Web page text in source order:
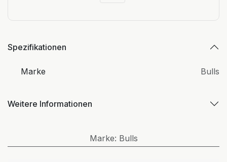
Spezifikationen
Marke Bulls
Weitere Informationen
Marke: Bulls